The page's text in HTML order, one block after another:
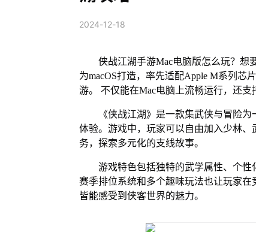
2024-12-18
侠战江湖手游Mac电脑版怎么玩？想
为macOS打造，率先适配Apple M系列芯
游。 不仅能在Mac电脑上流畅运行，还支
《侠战江湖》是一款集武侠与冒险
体验。游戏中，玩家可以自由加入少林
务，探索多元化的支线故事。
游戏特色包括独特的武学属性、个
赛季排位系统和多个趣味玩法也让玩家在
皆能感受到侠客世界的魅力。